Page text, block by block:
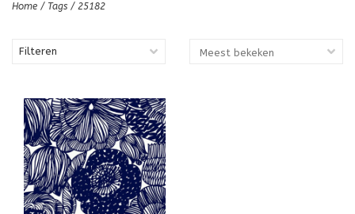
Home / Tags / 25182
Filteren